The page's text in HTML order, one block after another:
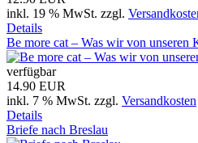
inkl. 19 % MwSt. zzgl.
Details
Be more cat – Was wir von unseren
verfügbar
14.90 EUR
inkl. 7 % MwSt. zzgl. Versandkosten
Details
Briefe nach Breslau